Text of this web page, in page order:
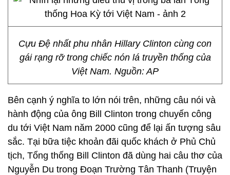
Cựu Đệ nhất phu nhân Hillary Clinton cùng con
gái rạng rỡ trong chiếc nón lá truyền thống của
Việt Nam. Nguồn: AP
Bên cạnh ý nghĩa to lớn nói trên, những câu nói và
hành động của ông Bill Clinton trong chuyến công
du tới Việt Nam năm 2000 cũng để lại ấn tượng sâu
sắc. Tại bữa tiệc khoản đãi quốc khách ở Phủ Chủ
tịch, Tổng thống Bill Clinton đã dùng hai câu thơ của
Nguyễn Du trong Đoạn Trường Tân Thanh (Truyện